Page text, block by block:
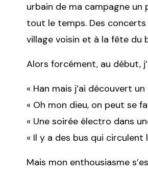
urbain de ma campagne
tout le temps. Des
village voisin et à la fête du
Alors forcément, au début,
« Han mais j’ai découvert
« Oh mon dieu, on peut se
« Une soirée électro dans
« Il y a des bus qui circulent
Mais mon enthousiasme